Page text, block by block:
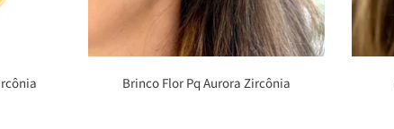
Brinco Flor Pq Aurora Zircônia